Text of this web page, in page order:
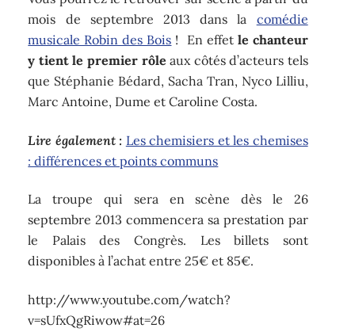
mois de septembre 2013 dans la comédie
musicale Robin des Bois ! En effet le chanteur
y tient le premier rôle aux côtés d’acteurs tels
que Stéphanie Bédard, Sacha Tran, Nyco Lilliu,
Marc Antoine, Dume et Caroline Costa.
Lire également : Les chemisiers et les chemises
: différences et points communs
La troupe qui sera en scène dès le 26
septembre 2013 commencera sa prestation par
le Palais des Congrès. Les billets sont
disponibles à l’achat entre 25€ et 85€.
http://www.youtube.com/watch?
v=sUfxQgRiwow#at=26